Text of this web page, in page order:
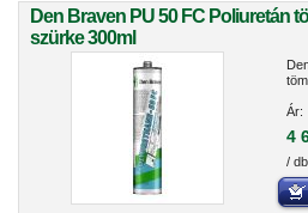
Den Braven PU 50 FC Poliuretán
szürke 300ml
Ár:
4
/ db